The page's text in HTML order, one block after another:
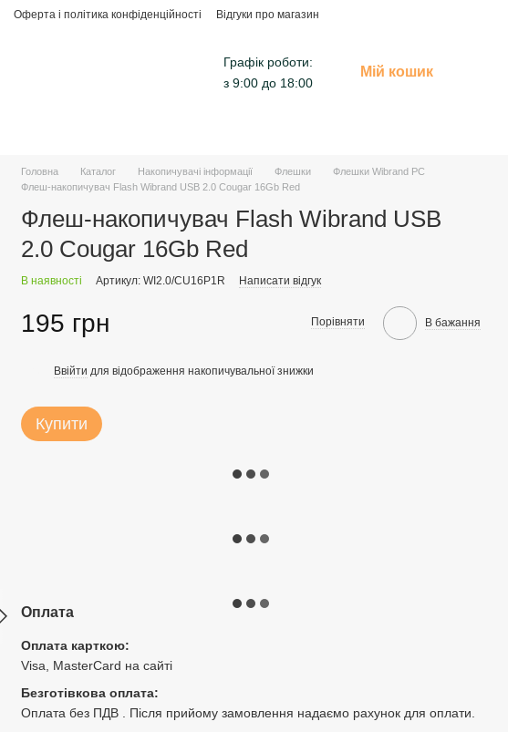
Оферта і політика конфіденційності Відгуки про магазин
Графік роботи:
з 9:00 до 18:00
Мій кошик
Головна Каталог Накопичувачі інформації Флешки
Флешки Wibrand PC
Флеш-накопичувач Flash Wibrand USB 2.0 Cougar 16Gb Red
Флеш-накопичувач Flash Wibrand USB
2.0 Cougar 16Gb Red
В наявності Артикул: WI2.0/CU16P1R Написати відгук
195 грн Порівняти В бажання
Ввійти для відображення накопичувальної знижки
Купити
Оплата
Оплата карткою:
Visa, MasterCard на сайті
Безготівкова оплата:
Оплата без ПДВ . Після прийому замовлення надаємо рахунок для оплати.